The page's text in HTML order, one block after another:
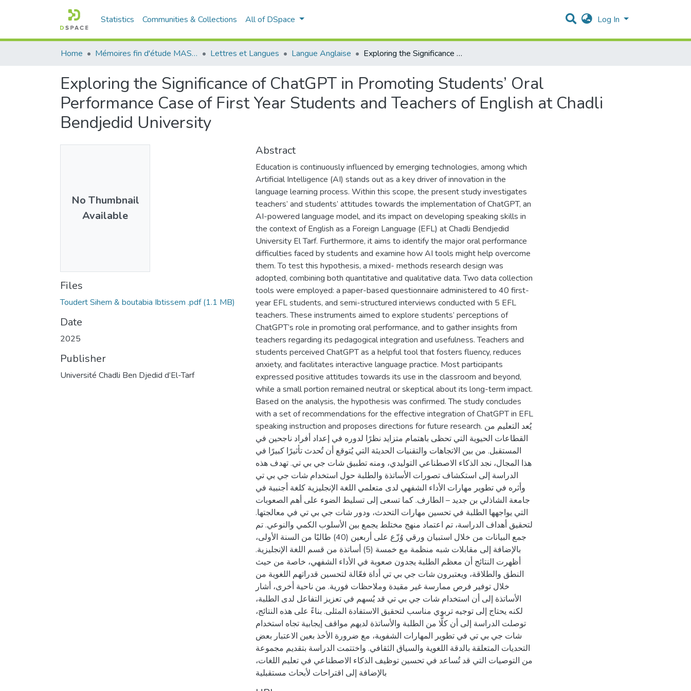
Statistics Communities & Collections All of DSpace Log In
Home Mémoires fin d'étude MASTER et Système classique Lettres et Langues Langue Anglaise Exploring the Significance of ChatGPT in Promoting Students’ Oral Performance Case of First Year Students and Teachers of English at Chadli Bendjedid University
Exploring the Significance of ChatGPT in Promoting Students’ Oral
Performance Case of First Year Students and Teachers of English at Chadli
Bendjedid University
No Thumbnail
Available
Files
Toudert Sihem & boutabia Ibtissem .pdf (1.1 MB)
Date
2025
Publisher
Université Chadli Ben Djedid d’El-Tarf
Abstract
Education is continuously influenced by emerging technologies, among which
Artificial Intelligence (AI) stands out as a key driver of innovation in the
language learning process. Within this scope, the present study investigates
teachers’ and students’ attitudes towards the implementation of ChatGPT, an
AI-powered language model, and its impact on developing speaking skills in
the context of English as a Foreign Language (EFL) at Chadli Bendjedid
University El Tarf. Furthermore, it aims to identify the major oral performance
difficulties faced by students and examine how AI tools might help overcome
them. To test this hypothesis, a mixed- methods research design was
adopted, combining both quantitative and qualitative data. Two data collection
tools were employed: a paper-based questionnaire administered to 40 first-
year EFL students, and semi-structured interviews conducted with 5 EFL
teachers. These instruments aimed to explore students’ perceptions of
ChatGPT’s role in promoting oral performance, and to gather insights from
teachers regarding its pedagogical integration and usefulness. Teachers and
students perceived ChatGPT as a helpful tool that fosters fluency, reduces
anxiety, and facilitates interactive language practice. Most participants
expressed positive attitudes towards its use in the classroom and beyond,
while a small portion remained neutral or skeptical about its long-term impact.
Based on the analysis, the hypothesis was confirmed. The study concludes
with a set of recommendations for the effective integration of ChatGPT in EFL
speaking instruction and proposes directions for future research. يُعد التعليم من
القطاعات الحيوية التي تحظى باهتمام متزايد نظرًا لدوره في إعداد أفراد ناجحين في
المستقبل. من بين الاتجاهات والتقنيات الحديثة التي يُتوقع أن تُحدث تأثيرًا كبيرًا في
هذا المجال، نجد الذكاء الاصطناعي التوليدي، ومنه تطبيق شات جي بي تي. تهدف هذه
الدراسة إلى استكشاف تصورات الأساتذة والطلبة حول استخدام شات جي بي تي
وأثره في تطوير مهارات الأداء الشفهي لدى متعلمي اللغة الإنجليزية كلغة أجنبية في
جامعة الشاذلي بن جديد – الطارف. كما تسعى إلى تسليط الضوء على أهم الصعوبات
التي يواجهها الطلبة في تحسين مهارات التحدث، ودور شات جي بي تي في معالجتها.
لتحقيق أهداف الدراسة، تم اعتماد منهج مختلط يجمع بين الأسلوب الكمي والنوعي. تم
جمع البيانات من خلال استبيان ورقي وُزّع على أربعين (40) طالبًا من السنة الأولى،
بالإضافة إلى مقابلات شبه منظمة مع خمسة (5) أساتذة من قسم اللغة الإنجليزية.
أظهرت النتائج أن معظم الطلبة يجدون صعوبة في الأداء الشفهي، خاصة من حيث
النطق والطلاقة، ويعتبرون شات جي بي تي أداة فعّالة لتحسين قدراتهم اللغوية من
خلال توفير فرص ممارسة غير مقيدة وملاحظات فورية. من ناحية أخرى، أشار
الأساتذة إلى أن استخدام شات جي بي تي قد يُسهم في تعزيز التفاعل لدى الطلبة،
لكنه يحتاج إلى توجيه تربوي مناسب لتحقيق الاستفادة المثلى. بناءً على هذه النتائج،
توصلت الدراسة إلى أن كلًّا من الطلبة والأساتذة لديهم مواقف إيجابية تجاه استخدام
شات جي بي تي في تطوير المهارات الشفوية، مع ضرورة الأخذ بعين الاعتبار بعض
التحديات المتعلقة بالدقة اللغوية والسياق الثقافي. واختتمت الدراسة بتقديم مجموعة
من التوصيات التي قد تُساعد في تحسين توظيف الذكاء الاصطناعي في تعليم اللغات،
بالإضافة إلى اقتراحات لأبحاث مستقبلية